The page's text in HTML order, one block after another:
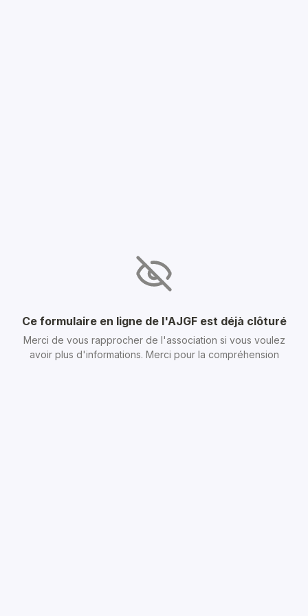
Ce formulaire en ligne de l'AJGF est déjà clôturé
Merci de vous rapprocher de l'association si vous voulez
avoir plus d'informations. Merci pour la compréhension